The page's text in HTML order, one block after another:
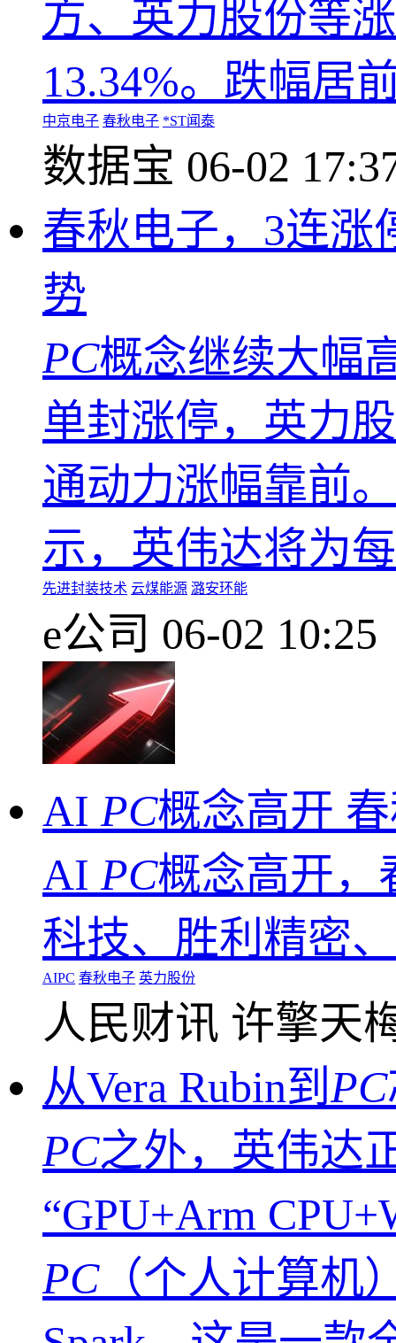
方、英力股份等
13.34%。跌幅居
中京电子 春秋电子 *ST闻泰
数据宝 06-02
春秋电子，3连
势
PC概念继续大幅
单封涨停，英力
通动力涨幅靠前
示，英伟达将为
先进封装技术 云煤能源 潞安环能
e公司 06-02 10:25
AI PC概念高开
AI PC概念高开，
科技、胜利精密
AIPC 春秋电子 英力股份
人民财讯 许擎天
从Vera Rubin到 PC
PC之外，英伟达
“GPU+Arm
PC（个人计算机